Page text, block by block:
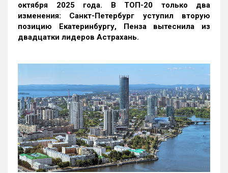
октября 2025 года. В ТОП-20 только два
изменения: Санкт-Петербург уступил вторую
позицию Екатеринбургу, Пенза вытеснила из
двадцатки лидеров Астрахань.